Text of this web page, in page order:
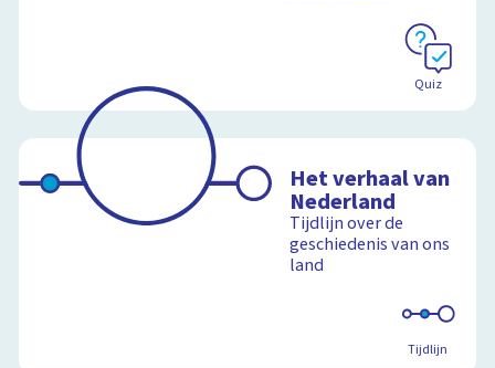
Quiz
Het verhaal van
Nederland
Tijdlijn over de
geschiedenis van ons
land
Tijdlijn